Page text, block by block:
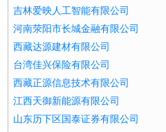
吉林爱映人工智能有限公司
河南荥阳市长城金融有限公司
西藏达源建材有限公司
台湾佳兴保险有限公司
西藏正源信息技术有限公司
江西天御新能源有限公司
山东历下区国泰证券有限公司